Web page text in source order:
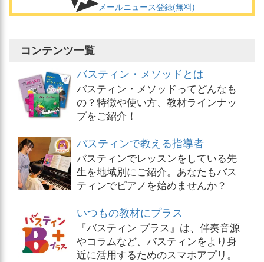
メールニュース登録(無料)
コンテンツ一覧
バスティン・メソッドとは
バスティン・メソッドってどんなも
の？特徴や使い方、教材ラインナッ
プをご紹介！
バスティンで教える指導者
バスティンでレッスンをしている先
生を地域別にご紹介。あなたもバス
ティンでピアノを始めませんか？
いつもの教材にプラス
『バスティン プラス』は、伴奏音源
やコラムなど、バスティンをより身
近に活用するためのスマホアプリ。